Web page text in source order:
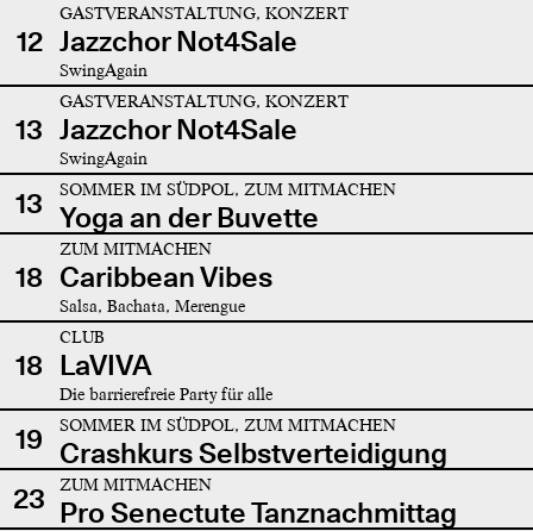
12
GASTVERANSTALTUNG, KONZERT
Jazzchor Not4Sale
SwingAgain
13
GASTVERANSTALTUNG, KONZERT
Jazzchor Not4Sale
SwingAgain
13 SOMMER IM SÜDPOL, ZUM MITMACHEN
Yoga an der Buvette
18
ZUM MITMACHEN
Caribbean Vibes
Salsa, Bachata, Merengue
18
CLUB
LaVIVA
Die barrierefreie Party für alle
19 SOMMER IM SÜDPOL, ZUM MITMACHEN
Crashkurs Selbstverteidigung
23
ZUM MITMACHEN
Pro Senectute Tanznachmittag